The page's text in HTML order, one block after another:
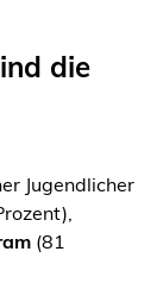
die
Jugendlicher
(81